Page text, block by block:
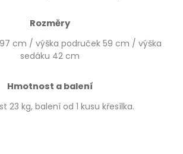
Rozměry
97 cm / výška područek 59 cm / výška
sedáku 42 cm
Hmotnost a balení
23 kg, balení od 1 kusu křesílka.